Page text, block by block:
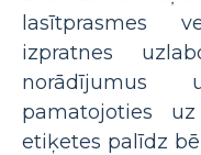
lasītprasmes
izpratnes
norādījumus
pamatojoties
etiķetes palīdz